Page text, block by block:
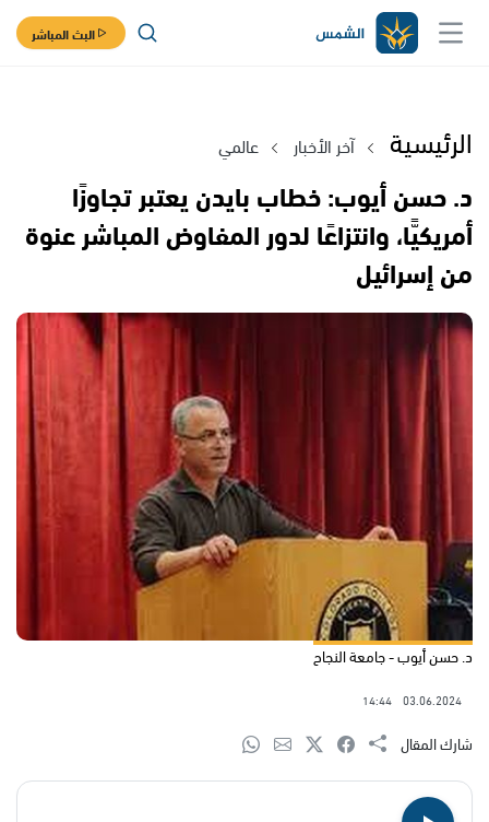
البث المباشر
الرئيسية آخر الأخبار عالمي
د. حسن أيوب: خطاب بايدن يعتبر تجاوزًا
أمريكيًّا، وانتزاعًا لدور المفاوض المباشر عنوة
من إسرائيل
د. حسن أيوب - جامعة النجاح
03.06.2024
14:44
شارك المقال